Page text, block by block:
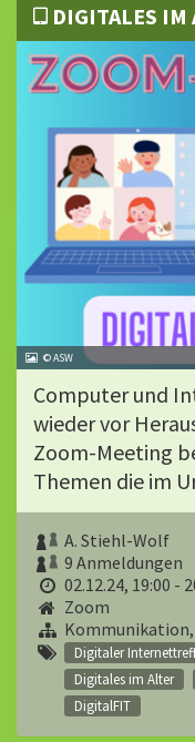
DIGITALES IM
© ASW
Computer und
wieder vor
Zoom-Meeting
Themen die im
A. Stiehl-Wolf
9 Anmeldungen
02.12.24, 19:00 -
Zoom
Digitaler Internettreff
Digitales im Alter
DigitalFIT